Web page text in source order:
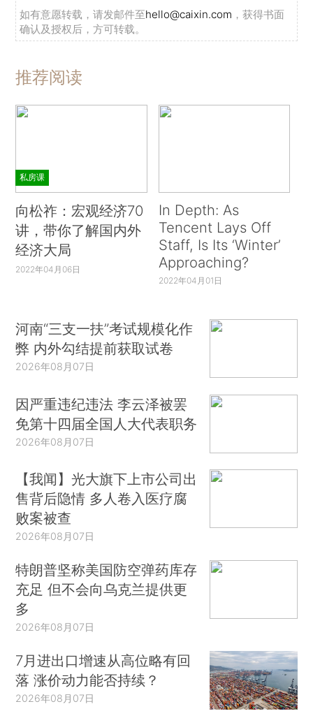
如有意愿转载，请发邮件至hello@caixin.com ，获得书面
确认及授权后，方可转载。
推荐阅读
私房课
向松祚：宏观经济70
讲，带你了解国内外
经济大局
2022年04月06日
In Depth: As
Tencent Lays Off
Staff, Is Its ‘Winter’
Approaching?
2022年04月01日
河南“三支一扶”考试规模化作
弊 内外勾结提前获取试卷
2026年08月07日
因严重违纪违法 李云泽被罢
免第十四届全国人大代表职务
2026年08月07日
【我闻】光大旗下上市公司出
售背后隐情 多人卷入医疗腐
败案被查
2026年08月07日
特朗普坚称美国防空弹药库存
充足 但不会向乌克兰提供更
多
2026年08月07日
7月进出口增速从高位略有回
落 涨价动力能否持续？
2026年08月07日